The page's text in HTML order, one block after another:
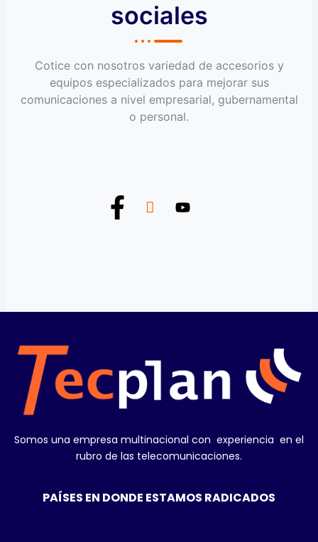
sociales
Cotice con nosotros variedad de accesorios y
equipos especializados para mejorar sus
comunicaciones a nivel empresarial, gubernamental
o personal.
Somos una empresa multinacional con experiencia en el
rubro de las telecomunicaciones.
PAÍSES EN DONDE ESTAMOS RADICADOS